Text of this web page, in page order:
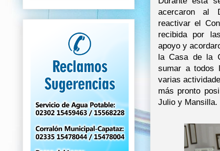
acercaron al
reactivar el
recibida por
apoyo y
la Casa de la
sumar a todos
varias
más pronto
Julio y Mansilla.